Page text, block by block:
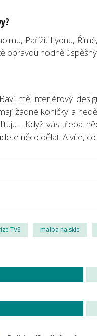
Paříži, Lyonu,
opravdu hodně
mě interiérový
žádné koníčky a
Když vás třeba
něco dělat. A víte,
TVS malba na skle